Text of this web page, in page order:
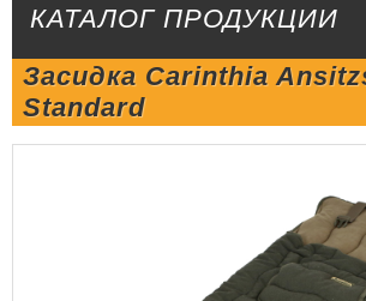
КАТАЛОГ ПРОДУКЦИИ
Засидка Carinthia
Standard